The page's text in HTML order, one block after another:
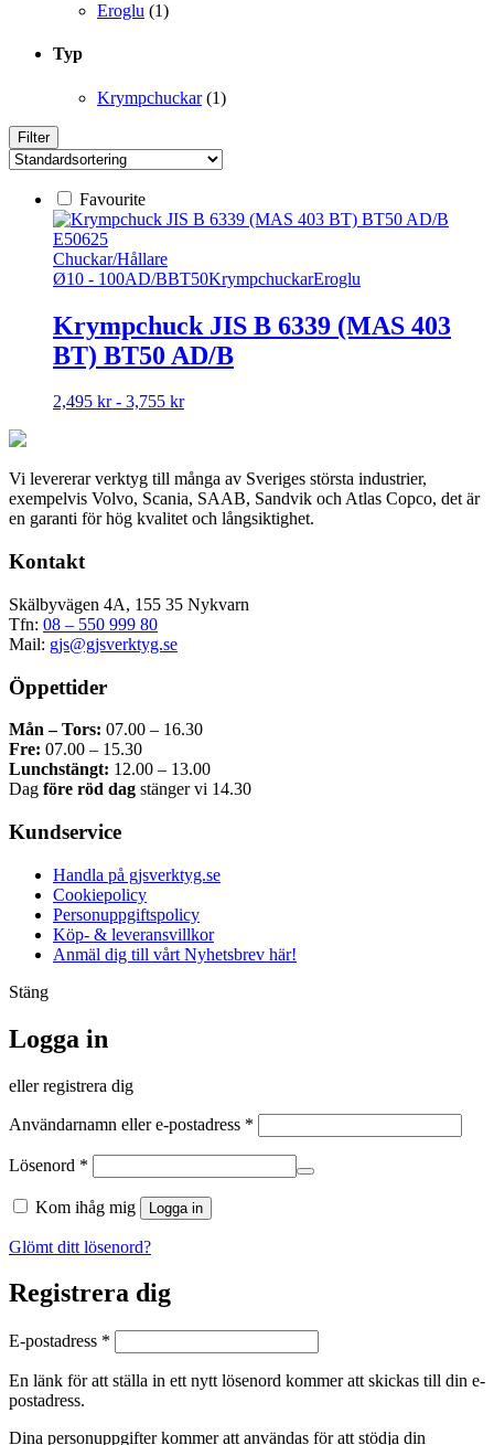
Eroglu (1)
Typ
Krympchuckar (1)
Filter
Favourite
E50625
Chuckar/Hållare
Ø10 - 100AD/BBT50KrympchuckarEroglu
Krympchuck JIS B 6339 (MAS 403
BT) BT50 AD/B
2,495 kr - 3,755 krDen
flera
varianter.
De
väljas
Vi levererar verktyg till många av Sveriges största industrier,
exempelvis Volvo, Scania, SAAB, Sandvik och Atlas Copco, det är
en garanti för hög kvalitet och långsiktighet.
Kontakt
Skälbyvägen 4A, 155 35 Nykvarn
Tfn: 08 – 550 999 80
Mail: gjs@gjsverktyg.se
Öppettider
Mån – Tors: 07.00 – 16.30
Fre: 07.00 – 15.30
Lunchstängt: 12.00 – 13.00
Dag före röd dag stänger vi 14.30
Kundservice
Handla på gjsverktyg.se
Cookiepolicy
Personuppgiftspolicy
Köp- & leveransvillkor
Anmäl dig till vårt Nyhetsbrev här!
Stäng
Logga in
eller registrera dig
Användarnamn eller e-postadress *
Lösenord *
Kom ihåg mig Logga in
Glömt ditt lösenord?
Registrera dig
E-postadress *
En länk för att ställa in ett nytt lösenord kommer att skickas till din e-
postadress.
Dina personuppgifter kommer att användas för att stödja din